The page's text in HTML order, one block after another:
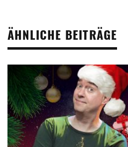
ÄHNLICHE BEITRÄGE